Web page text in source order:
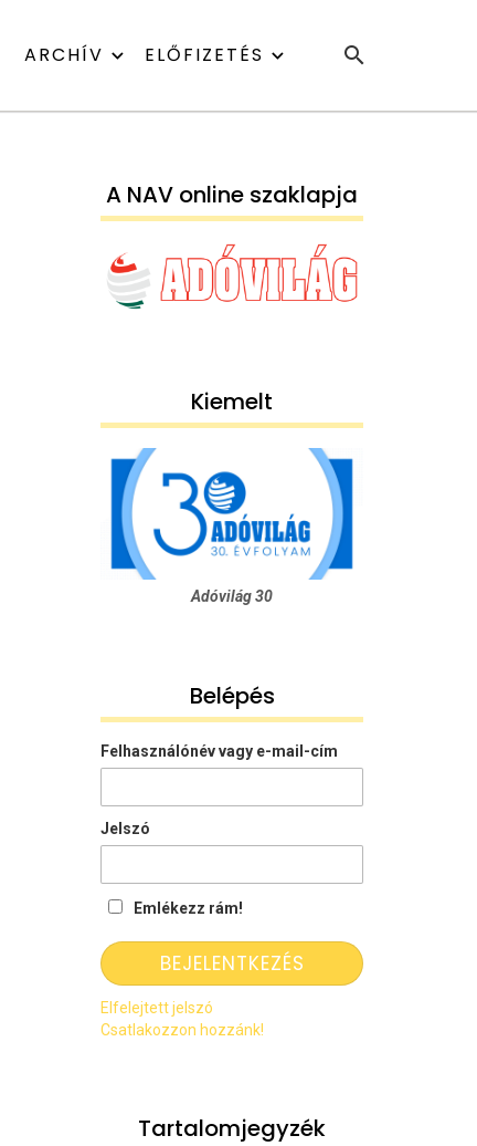
ARCHÍV ELŐFIZETÉS
A NAV online szaklapja
Kiemelt
Adóvilág 30
Belépés
Felhasználónév vagy e-mail-cím
Jelszó
Emlékezz rám!
Elfelejtett jelszó
Csatlakozzon hozzánk!
Tartalomjegyzék